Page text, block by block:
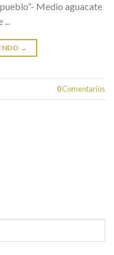
Medio aguacate
...
→
0Comentarios